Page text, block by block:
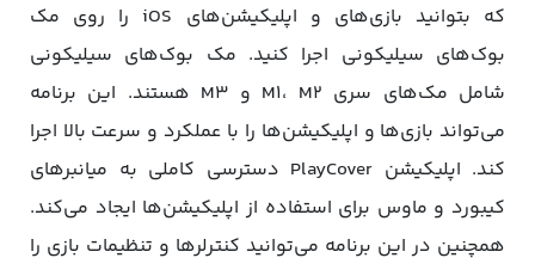
که بتوانید بازی‌های و اپلیکیشن‌های iOS را روی مک
بوک‌های سیلیکونی اجرا کنید. مک بوک‌های سیلیکونی
شامل مک‌های سری M1، M2 و M3 هستند. این برنامه
می‌تواند بازی‌ها و اپلیکیشن‌ها را با عملکرد و سرعت بالا اجرا
کند. اپلیکیشن PlayCover دسترسی کاملی به میانبرهای
کیبورد و ماوس برای استفاده از اپلیکیشن‌ها ایجاد می‌کند.
همچنین در این برنامه می‌توانید کنترلرها و تنظیمات بازی را